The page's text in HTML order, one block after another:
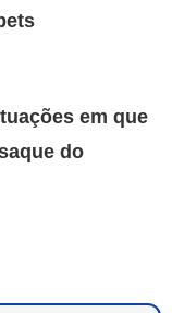
em que
do